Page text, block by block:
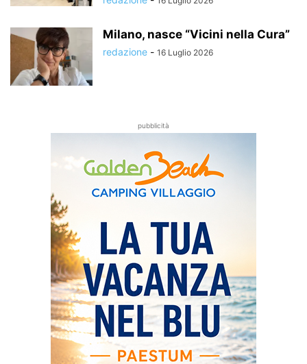
Milano, nasce “Vicini nella Cura”
redazione - 16 Luglio 2026
pubblicità